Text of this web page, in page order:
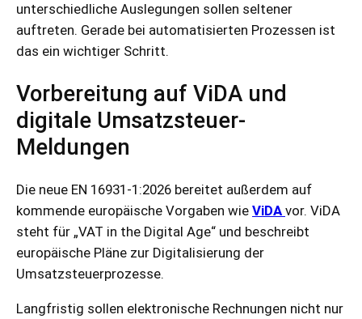
unterschiedliche Auslegungen sollen seltener
auftreten. Gerade bei automatisierten Prozessen ist
das ein wichtiger Schritt.
Vorbereitung auf ViDA und
digitale Umsatzsteuer-
Meldungen
Die neue EN 16931-1:2026 bereitet außerdem auf
kommende europäische Vorgaben wie ViDA vor. ViDA
steht für „VAT in the Digital Age“ und beschreibt
europäische Pläne zur Digitalisierung der
Umsatzsteuerprozesse.
Langfristig sollen elektronische Rechnungen nicht nur